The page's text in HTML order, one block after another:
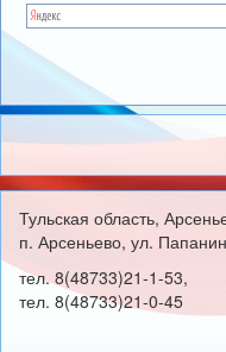
Тульская область,
п. Арсеньево, ул.
тел. 8(48733)21-1-53,
тел. 8(48733)21-0-45